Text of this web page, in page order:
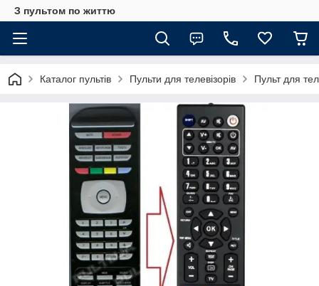
З пультом по життю
Каталог пультів Пульти для телевізорів Пульт для